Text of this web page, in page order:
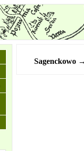
Sagenckowo